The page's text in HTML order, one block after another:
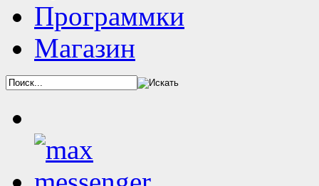
Программки
Магазин